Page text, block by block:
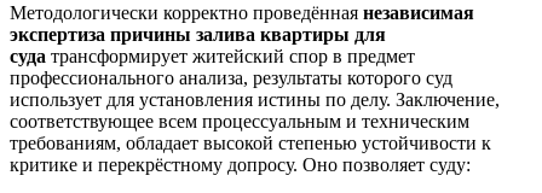
Методологически корректно проведённая независимая
экспертиза причины залива квартиры для
суда трансформирует житейский спор в предмет
профессионального анализа, результаты которого суд
использует для установления истины по делу. Заключение,
соответствующее всем процессуальным и техническим
требованиям, обладает высокой степенью устойчивости к
критике и перекрёстному допросу. Оно позволяет суду: